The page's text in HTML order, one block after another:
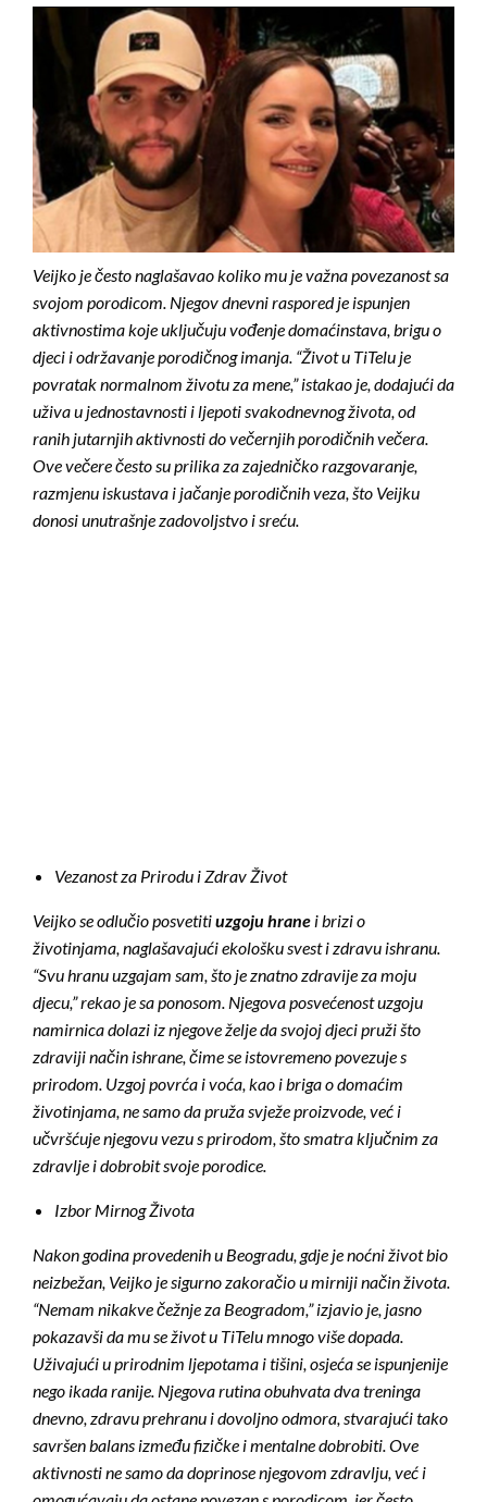
Veijko je često naglašavao koliko mu je važna povezanost sa
svojom porodicom. Njegov dnevni raspored je ispunjen
aktivnostima koje uključuju vođenje domaćinstava, brigu o
djeci i održavanje porodičnog imanja. “Život u TiTelu je
povratak normalnom životu za mene,” istakao je, dodajući da
uživa u jednostavnosti i ljepoti svakodnevnog života, od
ranih jutarnjih aktivnosti do večernjih porodičnih večera.
Ove večere često su prilika za zajedničko razgovaranje,
razmjenu iskustava i jačanje porodičnih veza, što Veijku
donosi unutrašnje zadovoljstvo i sreću.
Vezanost za Prirodu i Zdrav Život
Veijko se odlučio posvetitiuzgoju hrane i brizi o
životinjama, naglašavajući ekološku svest i zdravu ishranu.
“Svu hranu uzgajam sam, što je znatno zdravije za moju
djecu,” rekao je sa ponosom. Njegova posvećenost uzgoju
namirnica dolazi iz njegove želje da svojoj djeci pruži što
zdraviji način ishrane, čime se istovremeno povezuje s
prirodom. Uzgoj povrća i voća, kao i briga o domaćim
životinjama, ne samo da pruža svježe proizvode, već i
učvršćuje njegovu vezu s prirodom, što smatra ključnim za
zdravlje i dobrobit svoje porodice.
Izbor Mirnog Života
Nakon godina provedenih u Beogradu, gdje je noćni život bio
neizbežan, Veijko je sigurno zakoračio u mirniji način života.
“Nemam nikakve čežnje za Beogradom,” izjavio je, jasno
pokazavši da mu se život u TiTelu mnogo više dopada.
Uživajući u prirodnim ljepotama i tišini, osjeća se ispunjenije
nego ikada ranije. Njegova rutina obuhvata dva treninga
dnevno, zdravu prehranu i dovoljno odmora, stvarajući tako
savršen balans između fizičke i mentalne dobrobiti. Ove
aktivnosti ne samo da doprinose njegovom zdravlju, već i